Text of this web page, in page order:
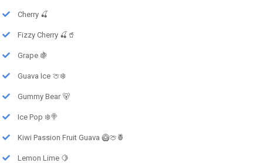
Cherry 🍒
Fizzy Cherry 🍒🥤
Grape 🍇
Guava Ice 🍈❄️
Gummy Bear 🐻
Ice Pop ❄️🍭
Kiwi Passion Fruit Guava 🥝🍈🍍
Lemon Lime 🍋